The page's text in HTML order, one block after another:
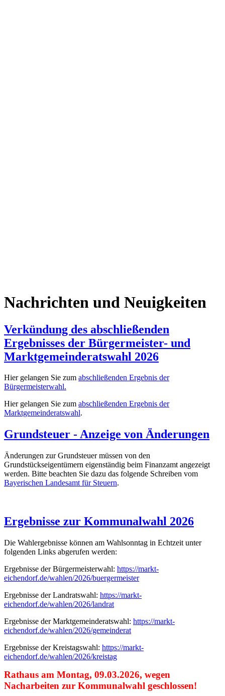
Nachrichten und Neuigkeiten
Verkündung des abschließenden
Ergebnisses der Bürgermeister- und
Marktgemeinderatswahl 2026
Hier gelangen Sie zum abschließenden Ergebnis der
Bürgermeisterwahl.
Hier gelangen Sie zum abschließenden Ergebnis der
Marktgemeinderatswahl.
Grundsteuer - Anzeige von Änderungen
Änderungen zur Grundsteuer müssen von den
Grundstückseigentümern eigenständig beim Finanzamt angezeigt
werden. Bitte beachten Sie dazu das folgende Schreiben vom
Bayerischen Landesamt für Steuern.
Ergebnisse zur Kommunalwahl 2026
Die Wahlergebnisse können am Wahlsonntag in Echtzeit unter
folgenden Links abgerufen werden:
Ergebnisse der Bürgermeisterwahl: https://markt-
eichendorf.de/wahlen/2026/buergermeister
Ergebnisse der Landratswahl: https://markt-
eichendorf.de/wahlen/2026/landrat
Ergebnisse der Marktgemeinderatswahl: https://markt-
eichendorf.de/wahlen/2026/gemeinderat
Ergebnisse der Kreistagswahl: https://markt-
eichendorf.de/wahlen/2026/kreistag
Rathaus am Montag, 09.03.2026, wegen
Nacharbeiten zur Kommunalwahl geschlossen!